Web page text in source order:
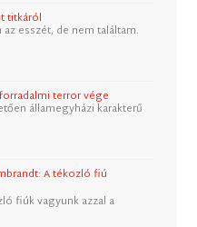
titkáról
esszét, de nem találtam.
terror vége
államegyházi karakterű
A tékozló fiú
fiúk vagyunk azzal a